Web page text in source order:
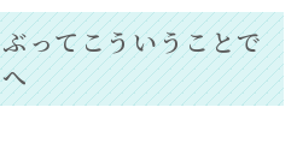
ってこういうことで